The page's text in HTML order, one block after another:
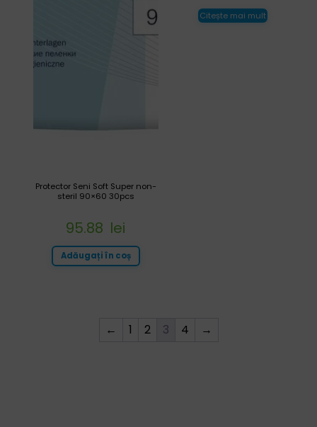
Citește mai mult
Protector Seni Soft Super non-
steril 90×60 30pcs
95.88 lei
Adăugați în coș
← 1 2 3 4 →